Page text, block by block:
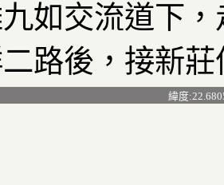
如交流道下
路後，接新
緯度